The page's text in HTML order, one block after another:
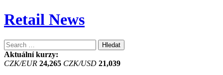
Retail News
Vyhledávání
Aktuální kurzy:
CZK/EUR 24,265 CZK/USD 21,039